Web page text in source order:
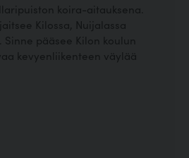
koira-aitauksena.
Kilossa, Nuijalassa
pääsee Kilon koulun
kevyenliikenteen väylää